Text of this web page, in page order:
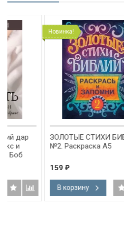
Новинка!
ЗОЛОТЫЕ СТИХИ БИБЛИИ
№2. Раскраска А5
В корзину